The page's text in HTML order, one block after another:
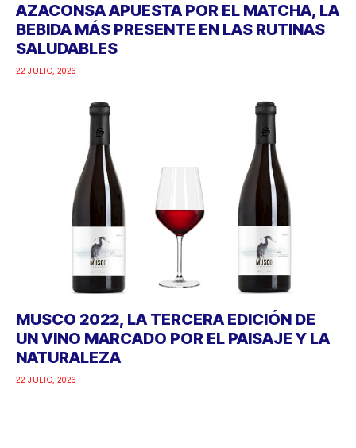
AZACONSA APUESTA POR EL MATCHA, LA
BEBIDA MÁS PRESENTE EN LAS RUTINAS
SALUDABLES
22 JULIO, 2026
MUSCO 2022, LA TERCERA EDICIÓN DE
UN VINO MARCADO POR EL PAISAJE Y LA
NATURALEZA
22 JULIO, 2026